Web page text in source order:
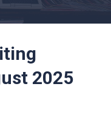
2025